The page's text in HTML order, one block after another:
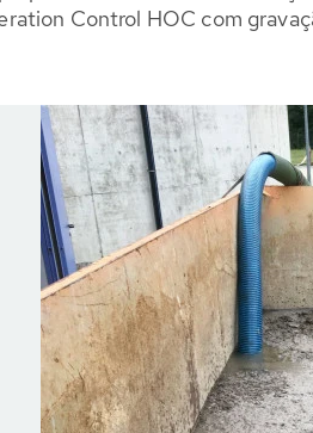
Control HOC com